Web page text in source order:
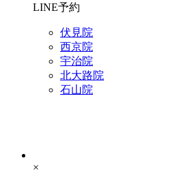
LINE予約
伏見院
西京院
宇治院
北大路院
石山院
×